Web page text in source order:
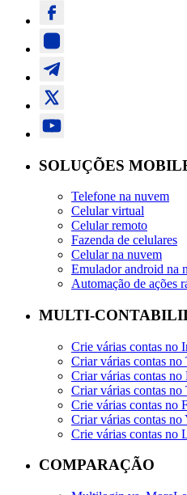
SOLUÇÕES
Telefone na nuvem
Celular virtual
Celular remoto
Fazenda de celulares
Celular na nuvem
Emulador android na
Automação de ações
MULTI-
Crie várias contas no
Criar várias contas
Criar várias contas no
Criar várias contas no
Crie várias contas no
Criar várias contas no
Crie várias contas no
COMPARAÇÃO